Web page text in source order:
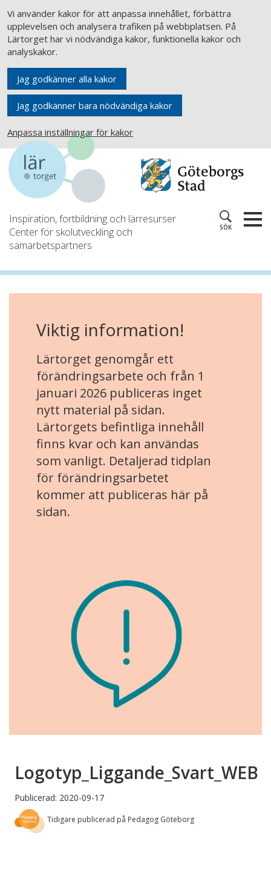
Vi använder kakor för att anpassa innehållet, förbättra
upplevelsen och analysera trafiken på webbplatsen. På
Lärtorget har vi nödvändiga kakor, funktionella kakor och
analyskakor.
Jag godkänner alla kakor
Jag godkänner bara nödvändiga kakor
Anpassa inställningar för kakor
Inspiration, fortbildning och lärresurser
Center för skolutveckling och
samarbetspartners
SÖK
Viktig information!
Lärtorget genomgår ett
förändringsarbete och från 1
januari 2026 publiceras inget
nytt material på sidan.
Lärtorgets befintliga innehåll
finns kvar och kan användas
som vanligt. Detaljerad tidplan
för förändringsarbetet
kommer att publiceras här på
sidan.
Logotyp_Liggande_Svart_WEB
Publicerad: 2020-09-17
Tidigare publicerad på Pedagog Göteborg